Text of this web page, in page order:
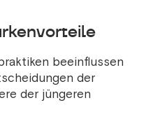
beeinflussen
der
der jüngeren